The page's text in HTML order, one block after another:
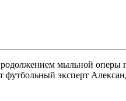
мыльной оперы
футбольный эксперт